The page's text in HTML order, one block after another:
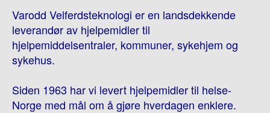
Varodd Velferdsteknologi er en landsdekkende
leverandør av hjelpemidler til
hjelpemiddelsentraler, kommuner, sykehjem og
sykehus.
Siden 1963 har vi levert hjelpemidler til helse-
Norge med mål om å gjøre hverdagen enklere.